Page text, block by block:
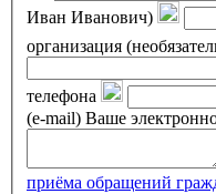
Иван Иванович)
организация
телефона
(e-mail) Ваше
приёма обращений